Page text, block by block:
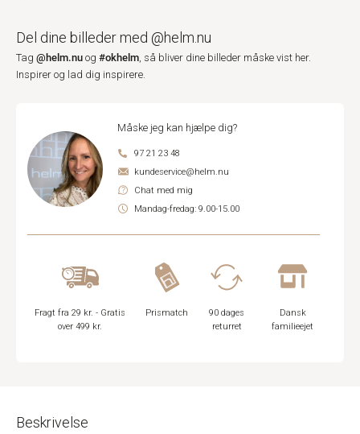
Del dine billeder med @helm.nu
Tag @helm.nu og #okhelm, så bliver dine billeder måske vist her.
Inspirer og lad dig inspirere.
Måske jeg kan hjælpe dig?
97 21 23 48
kundeservice@helm.nu
Chat med mig
Mandag-fredag: 9.00-15.00
Fragt fra 29 kr. - Gratis
over 499 kr.
Prismatch
90 dages
returret
Dansk
familieejet
Beskrivelse